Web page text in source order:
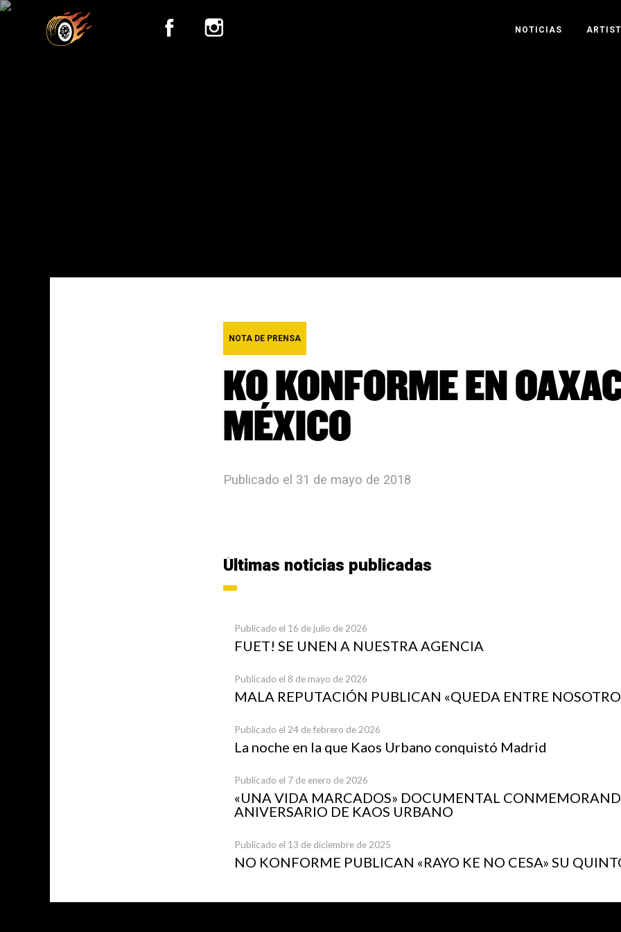
NOTICIAS
NOTA DE PRENSA
KO KONFORME EN
MÉXICO
Publicado el 31 de mayo de 2018
Últimas noticias publicadas
Publicado el 16 de julio de 2026
FUET! SE UNEN A NUESTRA AGENCIA
Publicado el 8 de mayo de 2026
MALA REPUTACIÓN PUBLICAN «QUEDA ENTRE
Publicado el 24 de febrero de 2026
La noche en la que Kaos Urbano conquistó Madrid
Publicado el 7 de enero de 2026
«UNA VIDA MARCADOS» DOCUMENTAL
ANIVERSARIO DE KAOS URBANO
Publicado el 13 de diciembre de 2025
NO KONFORME PUBLICAN «RAYO KE NO CESA» SU